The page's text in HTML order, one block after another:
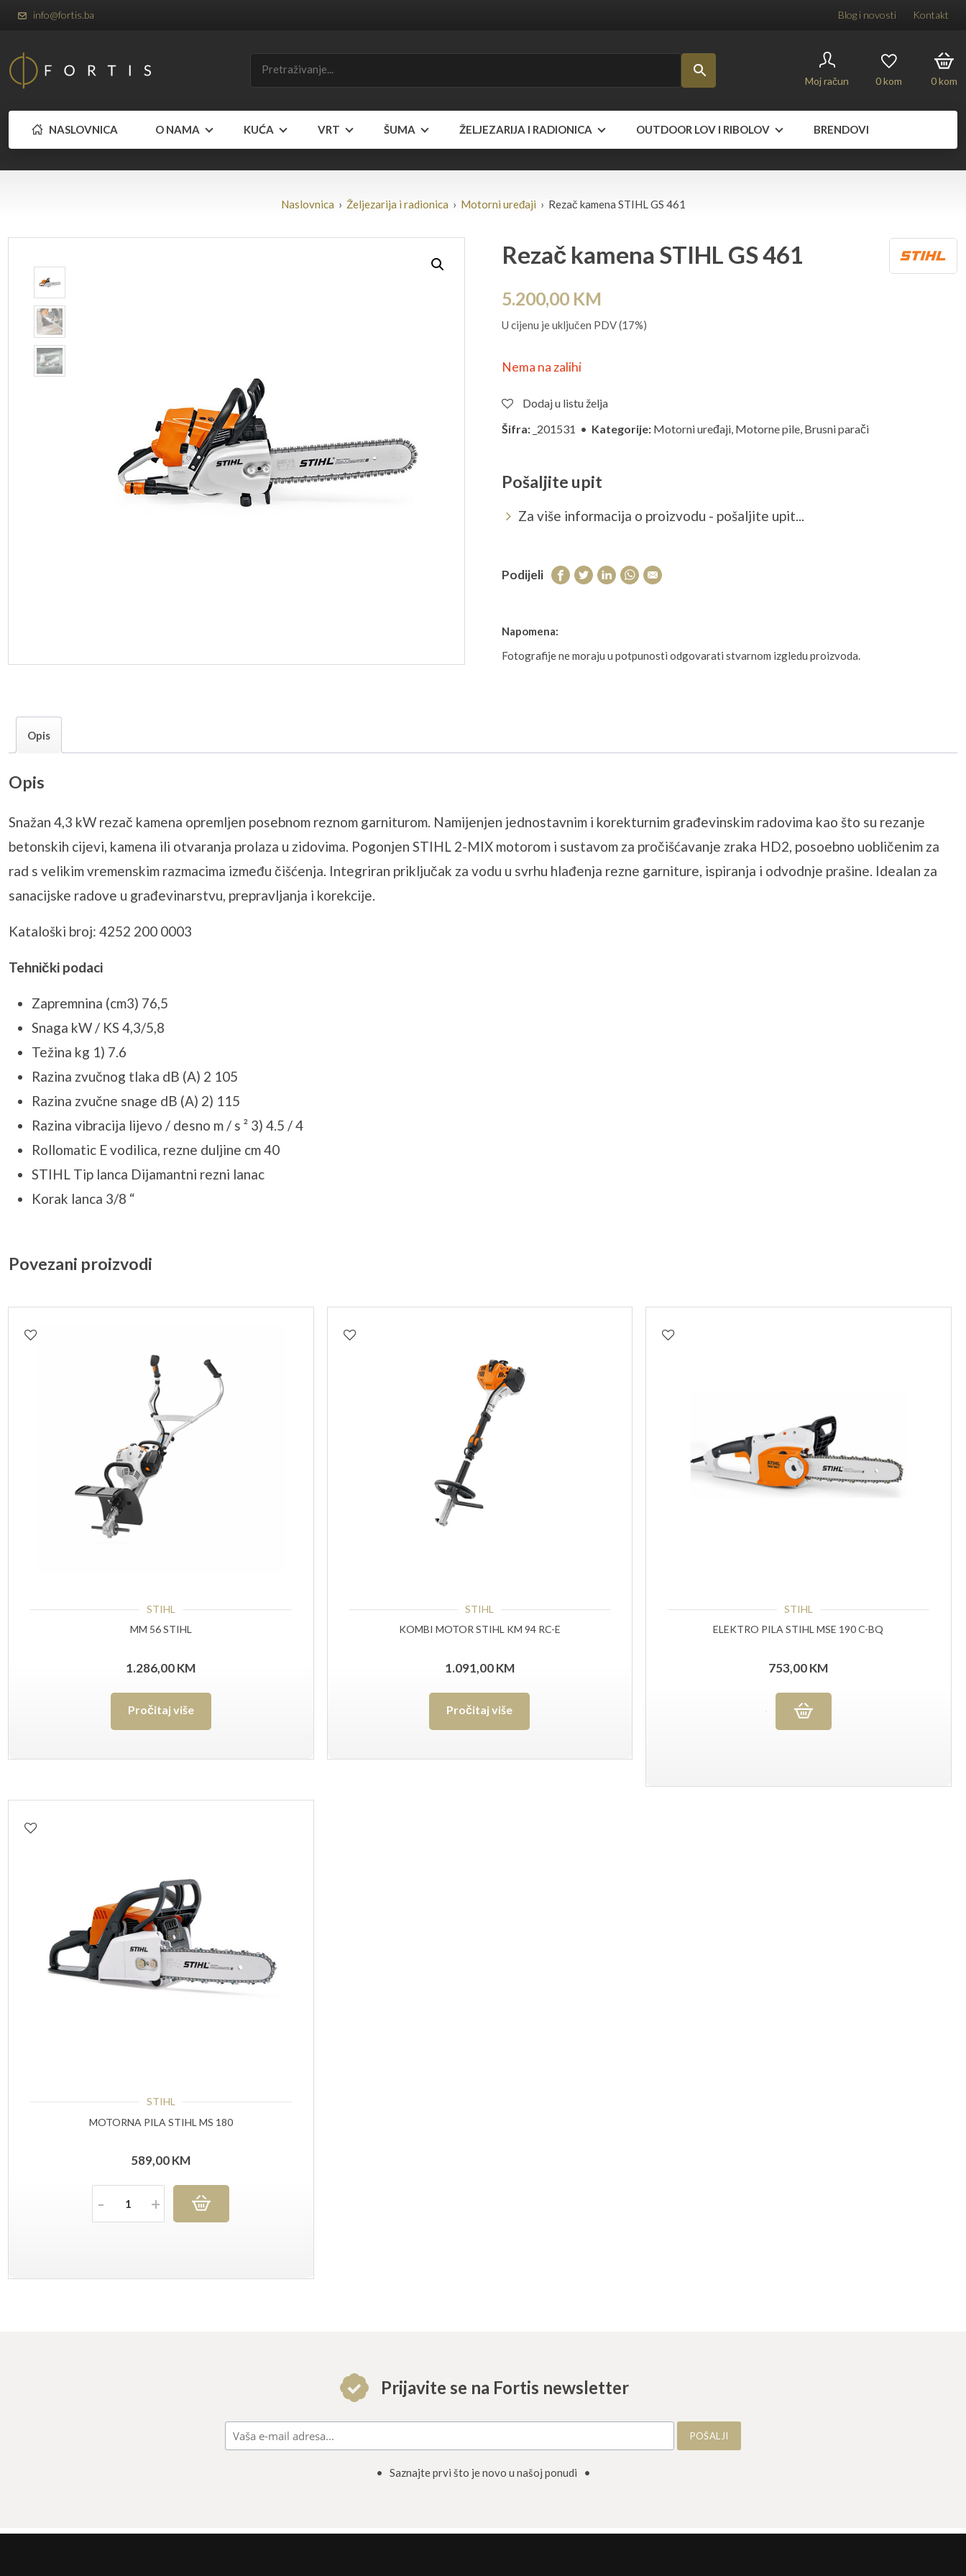
info@fortis.ba Blog i novosti Kontakt
Moj račun 0kom 0kom
NASLOVNICA O NAMA KUĆA VRT ŠUMA ŽELJEZARIJA I RADIONICA OUTDOOR LOV I RIBOLOV BRENDOVI
Naslovnica › Željezarija i radionica › Motorni uređaji › Rezač kamena STIHL GS 461
Rezač kamena STIHL GS 461
5.200,00 KM
U cijenu je uključen PDV (17%)
Nema na zalihi
Dodaj u listu želja
Šifra: _201531 • Kategorije: Motorni uređaji, Motorne pile, Brusni parači
Pošaljite upit
Za više informacija o proizvodu - pošaljite upit...
Podijeli
Napomena:
Fotografije ne moraju u potpunosti odgovarati stvarnom izgledu proizvoda.
Opis
Opis
Snažan 4,3 kW rezač kamena opremljen posebnom reznom garniturom. Namijenjen jednostavnim i korekturnim građevinskim radovima kao što su rezanje
betonskih cijevi, kamena ili otvaranja prolaza u zidovima. Pogonjen STIHL 2-MIX motorom i sustavom za pročišćavanje zraka HD2, posoebno uobličenim za
rad s velikim vremenskim razmacima između čišćenja. Integriran priključak za vodu u svrhu hlađenja rezne garniture, ispiranja i odvodnje prašine. Idealan za
sanacijske radove u građevinarstvu, prepravljanja i korekcije.
Kataloški broj: 4252 200 0003
Tehnički podaci
Zapremnina (cm3) 76,5
Snaga kW / KS 4,3/5,8
Težina kg 1) 7.6
Razina zvučnog tlaka dB (A) 2 105
Razina zvučne snage dB (A) 2) 115
Razina vibracija lijevo / desno m / s ² 3) 4.5 / 4
Rollomatic E vodilica, rezne duljine cm 40
STIHL Tip lanca Dijamantni rezni lanac
Korak lanca 3/8 “
Povezani proizvodi
STIHL
MM 56 STIHL
1.286,00KM
Pročitaj više
STIHL
KOMBI MOTOR STIHL KM 94 RC-E
1.091,00KM
Pročitaj više
STIHL
ELEKTRO PILA STIHL MSE 190 C-BQ
753,00KM
STIHL
MOTORNA PILA STIHL MS 180
589,00KM
Količina
Prijavite se na Fortis newsletter
• Saznajte prvi što je novo u našoj ponudi •